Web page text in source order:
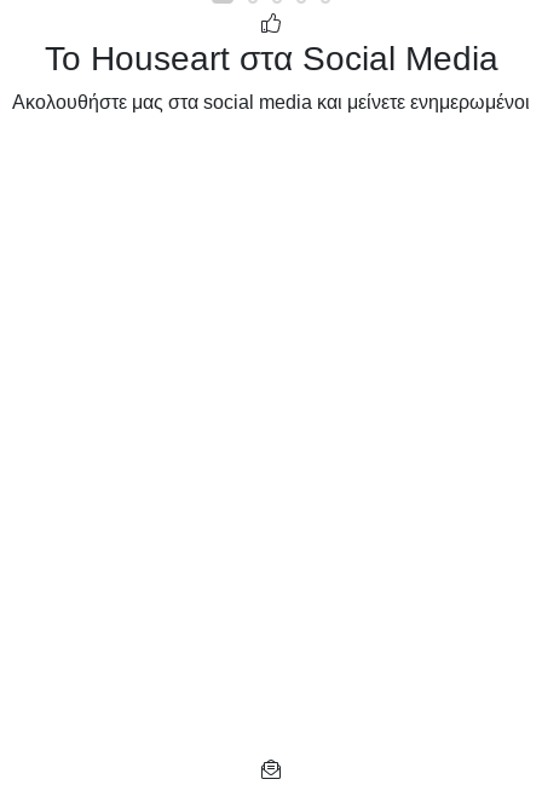
Το Houseart στα Social Media
Ακολουθήστε μας στα social media και μείνετε ενημερωμένοι